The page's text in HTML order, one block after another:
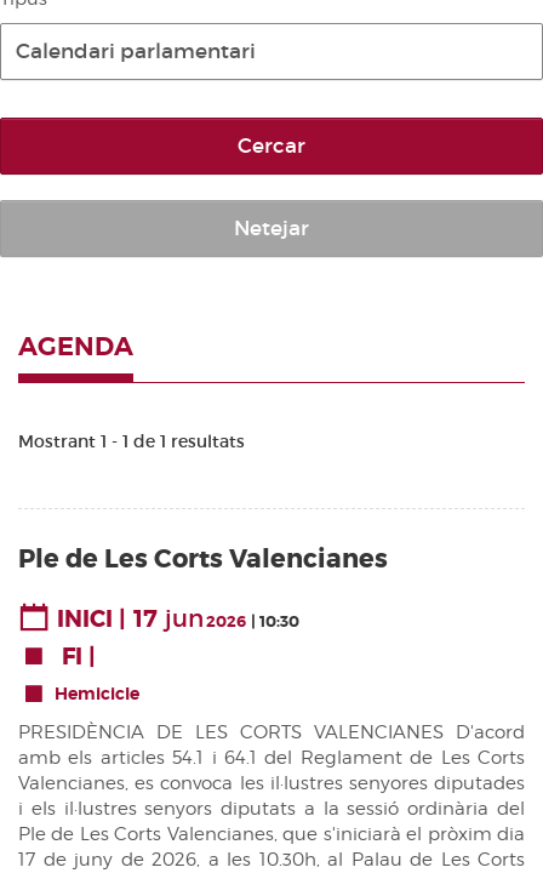
Diari de la Diputació Permanent
Informe BOC
Anuari de Dret Parlamentari
Calendari parlamentari
Cercar
Netejar
AGENDA
Mostrant 1 - 1 de 1 resultats
Ple de Les Corts Valencianes
INICI 17 jun2026 10:30
FI
Hemicicle
PRESIDÈNCIA DE LES CORTS VALENCIANES D'acord
amb els articles 54.1 i 64.1 del Reglament de Les Corts
Valencianes, es convoca les il·lustres senyores diputades
i els il·lustres senyors diputats a la sessió ordinària del
Ple de Les Corts Valencianes, que s'iniciarà el pròxim dia
17 de juny de 2026, a les 10.30h, al Palau de Les Corts